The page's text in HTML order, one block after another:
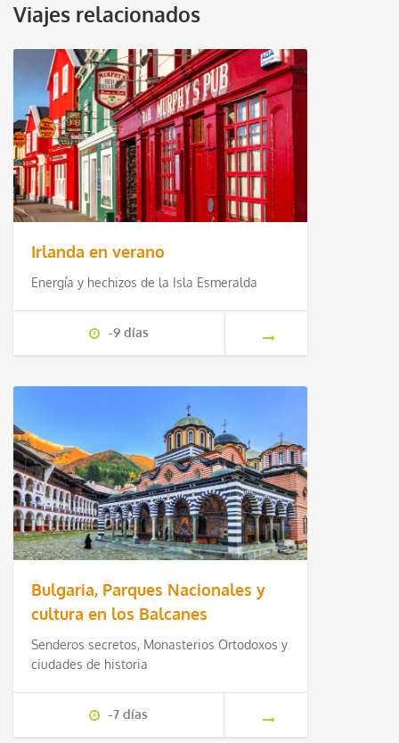
Viajes relacionados
Irlanda en verano
Energía y hechizos de la Isla Esmeralda
-9 días
Bulgaria, Parques Nacionales y
cultura en los Balcanes
Senderos secretos, Monasterios Ortodoxos y
ciudades de historia
-7 días